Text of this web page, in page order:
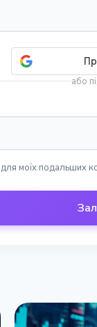
або
моїх подальших